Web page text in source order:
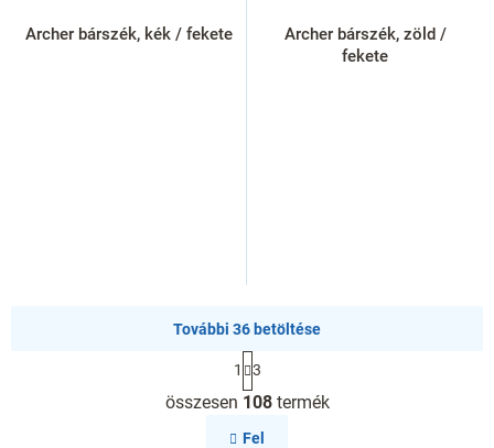
Archer bárszék, kék / fekete
Archer bárszék, zöld /
fekete
L
i
s
További 36 betöltése
L
a
p
o
z
1 3
összesen 108termék
Fel